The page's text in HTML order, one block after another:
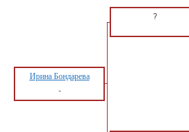
?
Ирина Бондарева
-